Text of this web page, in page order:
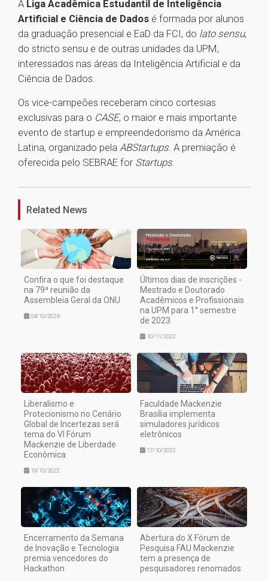
A Liga Acadêmica Estudantil de Inteligência
Artificial e Ciência de Dados é formada por alunos
da graduação presencial e EaD da FCI, do lato sensu,
do stricto sensu e de outras unidades da UPM,
interessados nas áreas da Inteligência Artificial e da
Ciência de Dados.
Os vice-campeões receberam cinco cortesias
exclusivas para o CASE, o maior e mais importante
evento de startup e empreendedorismo da América
Latina, organizado pela ABStartups. A premiação é
oferecida pelo SEBRAE for Startups.
1
Related News
Confira o que foi destaque
na 79ª reunião da
Assembleia Geral da ONU
04/10/2024
Últimos dias de inscrições -
Mestrado e Doutorado
Acadêmicos e Profissionais
na UPM para 1° semestre
de 2023
10/11/2022
Liberalismo e
Protecionismo no Cenário
Global de Incertezas será
tema do VI Fórum
Mackenzie de Liberdade
Econômica
19/10/2022
Faculdade Mackenzie
Brasília implementa
simuladores jurídicos
eletrônicos
17/10/2022
Encerramento da Semana
de Inovação e Tecnologia
premia vencedores do
Hackathon
Abertura do X Fórum de
Pesquisa FAU Mackenzie
tem a presença de
pesquisadores renomados